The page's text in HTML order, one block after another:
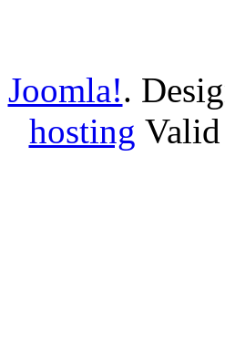
Joomla!.
hosting